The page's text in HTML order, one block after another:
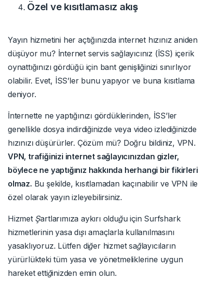
Özel ve kısıtlamasız akış
Yayın hizmetini her açtığınızda internet hızınız aniden
düşüyor mu? İnternet servis sağlayıcınız (İSS) içerik
oynattığınızı gördüğü için bant genişliğinizi sınırlıyor
olabilir. Evet, İSS’ler bunu yapıyor ve buna kısıtlama
deniyor.
İnternette ne yaptığınızı gördüklerinden, İSS’ler
genellikle dosya indirdiğinizde veya video izlediğinizde
hızınızı düşürürler. Çözüm mü? Doğru bildiniz, VPN.
VPN, trafiğinizi internet sağlayıcınızdan gizler,
böylece ne yaptığınız hakkında herhangi bir fikirleri
olmaz. Bu şekilde, kısıtlamadan kaçınabilir ve VPN ile
özel olarak yayın izleyebilirsiniz.
Hizmet Şartlarımıza aykırı olduğu için Surfshark
hizmetlerinin yasa dışı amaçlarla kullanılmasını
yasaklıyoruz. Lütfen diğer hizmet sağlayıcıların
yürürlükteki tüm yasa ve yönetmeliklerine uygun
hareket ettiğinizden emin olun.